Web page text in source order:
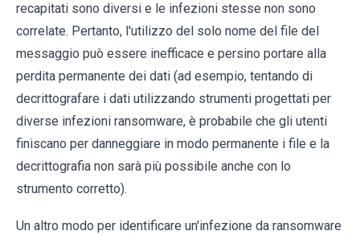
recapitati sono diversi e le infezioni stesse non sono
correlate. Pertanto, l'utilizzo del solo nome del file del
messaggio può essere inefficace e persino portare alla
perdita permanente dei dati (ad esempio, tentando di
decrittografare i dati utilizzando strumenti progettati per
diverse infezioni ransomware, è probabile che gli utenti
finiscano per danneggiare in modo permanente i file e la
decrittografia non sarà più possibile anche con lo
strumento corretto).
Un altro modo per identificare un'infezione da ransomware